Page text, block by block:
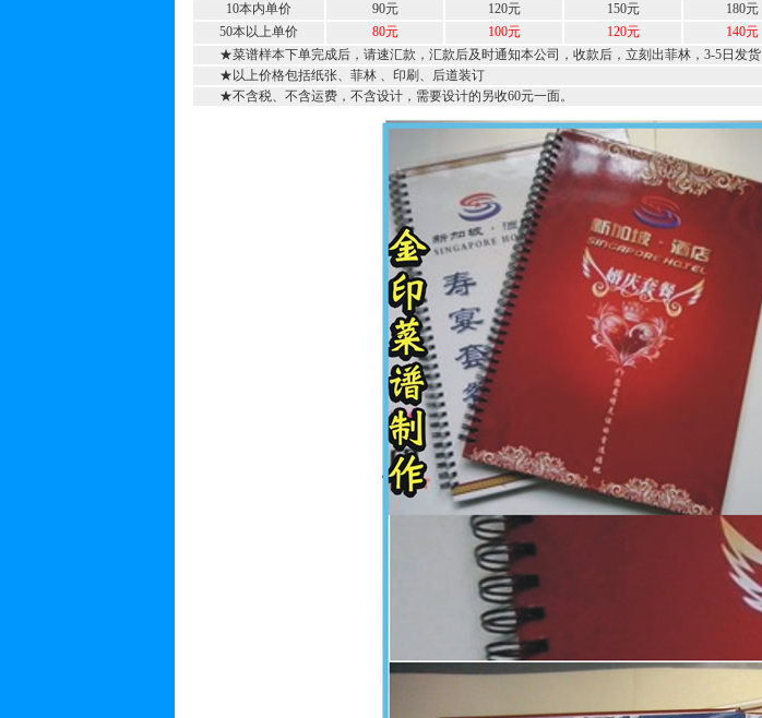
10本内单价
90元 120元 150元 180元
50本以上单价
80元 100元 120元 140元
★菜谱样本下单完成后，请速汇款，汇款后及时通知本公司，收款后，立刻出菲林，3-5日发货
★以上价格包括纸张、菲林 、印刷、后道装订
★不含税、不含运费，不含设计，需要设计的另收60元一面。